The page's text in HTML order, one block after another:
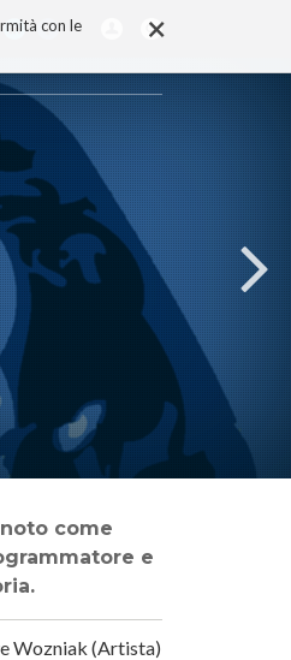
×
con le
e
Wozniak (Artista)